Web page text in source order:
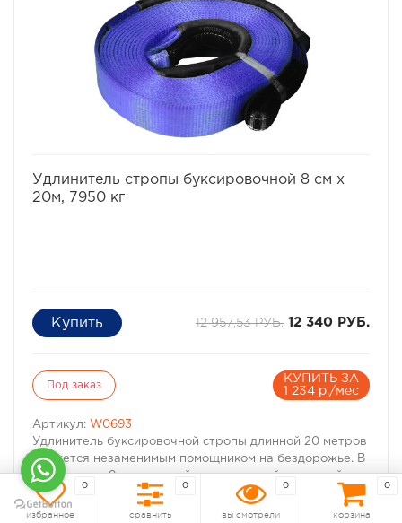
автомобиля, так и для тягача. Несмотря на то, что в
народе эти стропы прозвали "Рывковыми" тросами,
следует помнить, что при сильном рывке даже такой
специальной динамической стропой можно повредить
неподготовленный для внедорожной эксплуатации
автомобиль и нанести увечья окружающим людям.
Разрывная нагрузка - 8 тонн.
Удлинитель стропы буксировочной 8 см х
20м, 7950 кг
12 957,53 РУБ. 12 340 РУБ.
Под заказ
КУПИТЬ ЗА
1 234 р./мес
Артикул: W0693
Удлинитель буксировочной стропы длинной 20 метров
окажется незаменимым помощником на бездорожье. В
сочетании с 9ти метровой динамической рывковой
стропой он поможет буксиру извлечь из грязевого
плена застрявший автомобиль с "сухого" места. Так же
0
избранное
0
сравнить
0
вы смотрели
0
корзина